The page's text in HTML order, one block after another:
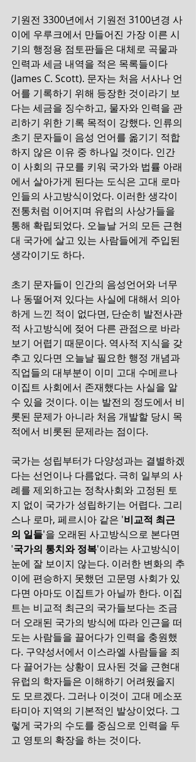
기원전 3300년에서 기원전 3100년경 사
이에 우루크에서 만들어진 가장 이른 시
기의 행정용 점토판들은 대체로 곡물과
인력과 세금 내역을 적은 목록들이다
(James C. Scott). 문자는 처음 서사나 언
어를 기록하기 위해 등장한 것이라기 보
다는 세금을 징수하고, 물자와 인력을 관
리하기 위한 기록 목적이 강했다. 인류의
초기 문자들이 음성 언어를 옮기기 적합
하지 않은 이유 중 하나일 것이다. 인간
이 사회의 규모를 키워 국가와 법률 아래
에서 살아가게 된다는 도식은 고대 로마
인들의 사고방식이었다. 이러한 생각이
전통처럼 이어지며 유럽의 사상가들을
통해 확립되었다. 오늘날 거의 모든 근현
대 국가에 살고 있는 사람들에게 주입된
생각이기도 하다.
초기 문자들이 인간의 음성언어와 너무
나 동떨어져 있다는 사실에 대해서 의아
하게 느낀 적이 없다면, 단순히 발전사관
적 사고방식에 젖어 다른 관점으로 바라
보기 어렵기 때문이다. 역사적 지식을 갖
추고 있다면 오늘날 필요한 행정 개념과
직업들의 대부분이 이미 고대 수메르나
이집트 사회에서 존재했다는 사실을 알
수 있을 것이다. 이는 발전의 정도에서 비
롯된 문제가 아니라 처음 개발할 당시 목
적에서 비롯된 문제라는 점이다.
국가는 성립부터가 다양성과는 결별하겠
다는 선언이나 다름없다. 극히 일부의 사
례를 제외하고는 정착사회와 고정된 토
지 없이 국가가 성립하기는 어렵다. 그리
스나 로마, 페르시아 같은 '비교적 최근
의 일들'을 오래된 사고방식으로 본다면
'국가의 통치와 정복'이라는 사고방식이
눈에 잘 보이지 않는다. 이러한 변화의 추
이에 편승하지 못했던 고문명 사회가 있
다면 아마도 이집트가 아닐까 한다. 이집
트는 비교적 최근의 국가들보다는 조금
더 오래된 국가의 방식에 따라 인근을 떠
도는 사람들을 끌어다가 인력을 충원했
다. 구약성서에서 이스라엘 사람들을 죄
다 끌어가는 상황이 묘사된 것을 근현대
유럽의 학자들은 이해하기 어려웠을지
도 모르겠다. 그러나 이것이 고대 메소포
타미아 지역의 기본적인 발상이었다. 그
렇게 국가의 수도를 중심으로 인력을 두
고 영토의 확장을 하는 것이다.